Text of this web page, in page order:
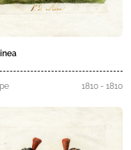
1810 - 1810